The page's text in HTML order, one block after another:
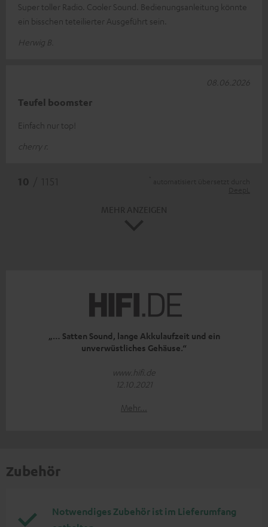
Super toller Radio. Cooler Sound. Bedienungsanleitung könnte
ein bisschen teteilierter Ausgeführt sein.
Herwig B.
Teufel boomster
Einfach nur top!
cherry r.
08.06.2026
„… Satten Sound, lange Akkulaufzeit und ein
unverwüstliches Gehäuse.“
www.hifi.de
12.10.2021
Mehr...
Zubehör
Notwendiges Zubehör ist im Lieferumfang